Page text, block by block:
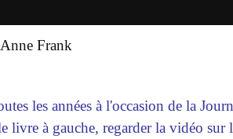
les années à l'occasion de la
livre à gauche, regarder la vidéo sur